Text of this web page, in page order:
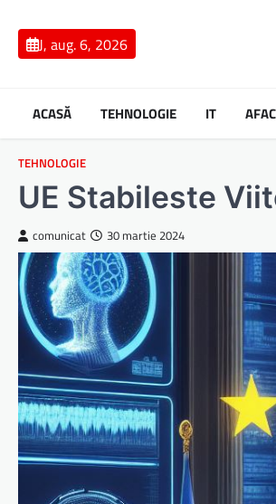
contentJ, aug. 6, 2026
ACASĂ TEHNOLOGIE IT
TEHNOLOGIE
UE Stabileste
comunicat 30 martie 2024